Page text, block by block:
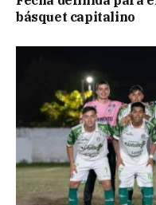
básquet capitalino